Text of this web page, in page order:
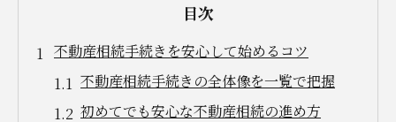
目次
不動産相続手続きを安心して始めるコツ
不動産相続手続きの全体像を一覧で把握
初めてでも安心な不動産相続の進め方